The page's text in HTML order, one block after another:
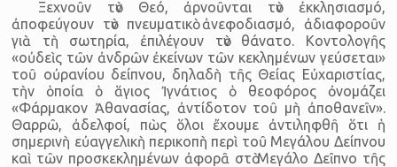
Ξεχνοῦν τὸν Θεό, ἀρνοῦνται τὸν ἐκκλησιασμό,
ἀποφεύγουν τὸν πνευματικὸ ἀνεφοδιασμό, ἀδιαφοροῦν
γιὰ τὴ σωτηρία, ἐπιλέγουν τὸν θάνατο. Κοντολογῆς
«οὐδεὶς τῶν ἀνδρῶν ἐκείνων τῶν κεκλημένων γεύσεται»
τοῦ οὐρανίου δείπνου, δηλαδὴ τῆς Θείας Εὐχαριστίας,
τὴν ὁποία ὁ ἅγιος Ἰγνάτιος ὁ θεοφόρος ὀνομάζει
«Φάρμακον Ἀθανασίας, ἀντίδοτον τοῦ μὴ ἀποθανεῖν».
Θαρρῶ, ἀδελφοί, πὼς ὅλοι ἔχουμε ἀντιληφθῆ ὅτι ἡ
σημερινὴ εὐαγγελικὴ περικοπὴ περὶ τοῦ Μεγάλου Δείπνου
καὶ τῶν προσκεκλημένων ἀφορᾶ στὸ Μεγάλο Δεῖπνο τῆς